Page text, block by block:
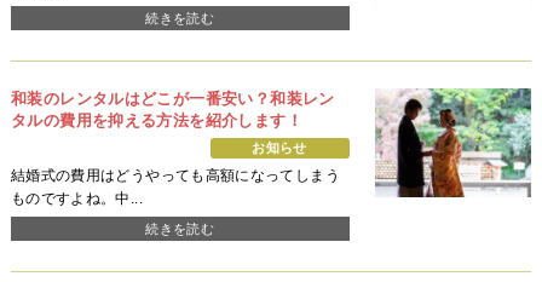
続きを読む
和装のレンタルはどこが一番安い？和装レン
タルの費用を抑える方法を紹介します！
お知らせ
結婚式の費用はどうやっても高額になってしまう
ものですよね。中...
続きを読む